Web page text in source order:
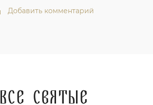
Добавить комментарий
Все святые